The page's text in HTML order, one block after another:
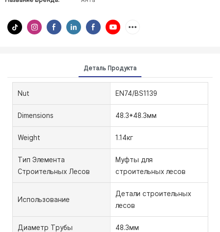
Деталь Продукта
Nut EN74/BS1139
Dimensions 48.3*48.3мм
Weight 1.14кг
Тип Элемента
Строительных Лесов
Муфты для
строительных лесов
Использование
Детали строительных
лесов
Диаметр Трубы 48.3мм